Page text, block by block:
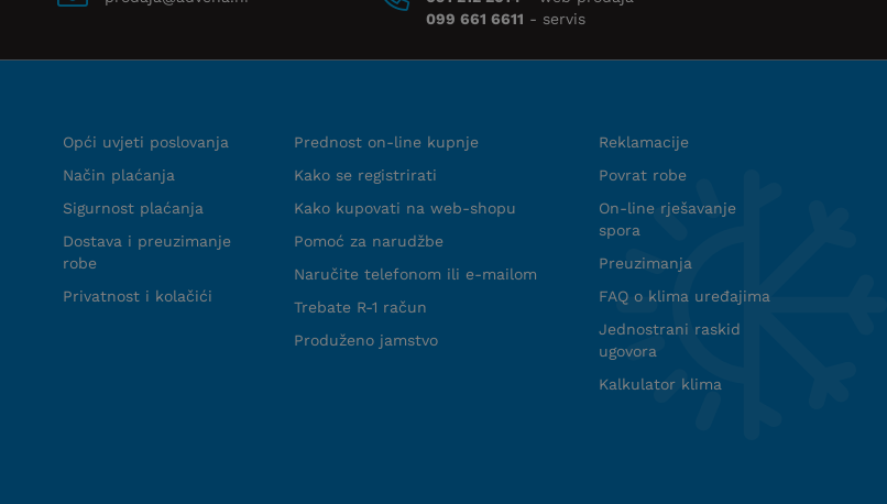
099 661 6611 - servis
Opći uvjeti poslovanja
Način plaćanja
Sigurnost plaćanja
Dostava i preuzimanje
robe
Privatnost i kolačići
Prednost on-line kupnje
Kako se registrirati
Kako kupovati na web-shopu
Pomoć za narudžbe
Naručite telefonom ili e-mailom
Trebate R-1 račun
Produženo jamstvo
Reklamacije
Povrat robe
On-line rješavanje
spora
Preuzimanja
FAQ o klima uređajima
Jednostrani raskid
ugovora
Kalkulator klima